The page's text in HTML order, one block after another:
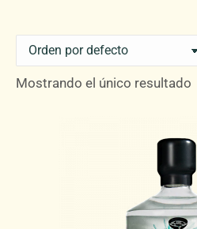
Mostrando el único resultado